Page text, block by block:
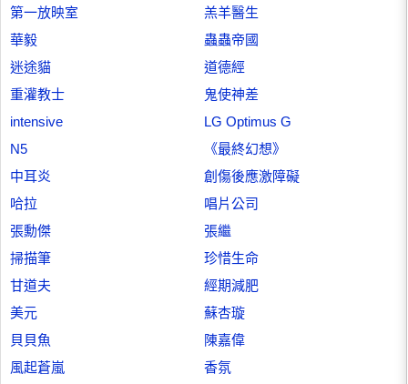
第一放映室
羔羊醫生
華毅
蟲蟲帝國
迷途貓
道德經
重灌教士
鬼使神差
intensive
LG Optimus G
N5
《最終幻想》
中耳炎
創傷後應激障礙
哈拉
唱片公司
張勳傑
張繼
掃描筆
珍惜生命
甘道夫
經期減肥
美元
蘇杏璇
貝貝魚
陳嘉偉
風起蒼嵐
香氛